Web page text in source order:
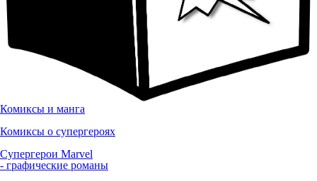
Комиксы и манга
Комиксы о супергероях
Супергерои Marvel
- графические романы